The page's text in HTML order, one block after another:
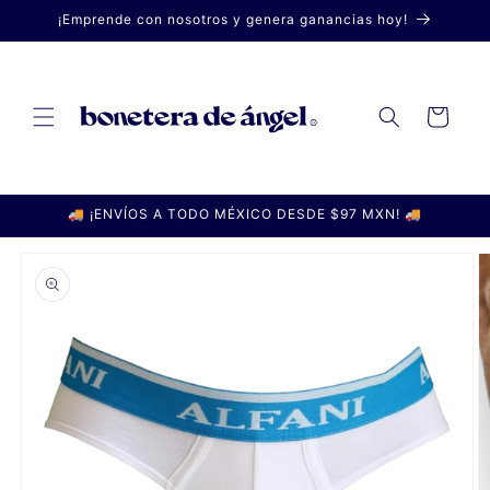
directamente
al contenido
¡Emprende con nosotros y genera ganancias hoy!
Carrito
🚚 ¡ENVÍOS A TODO MÉXICO DESDE $97 MXN! 🚚
información